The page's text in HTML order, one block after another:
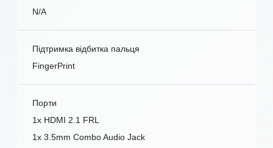
N/A
Підтримка відбитка пальця
FingerPrint
Порти
1x HDMI 2.1 FRL
1x 3.5mm Combo Audio Jack